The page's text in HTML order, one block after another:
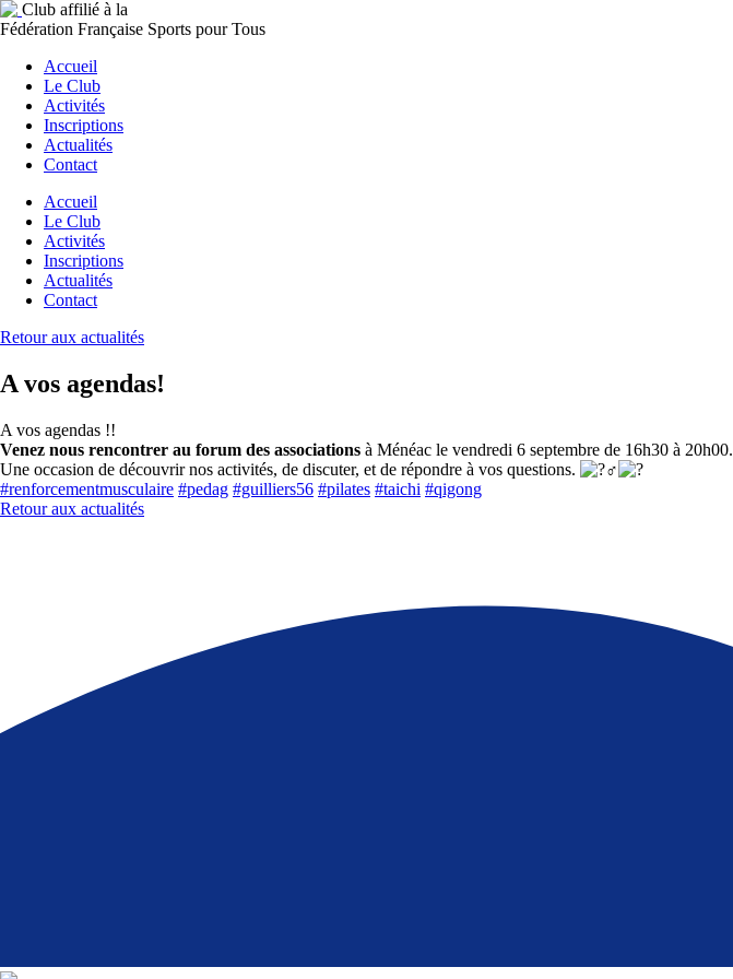
Club affilié à la
Fédération Française Sports pour Tous
Accueil
Le Club
Activités
Inscriptions
Actualités
Contact
Accueil
Le Club
Activités
Inscriptions
Actualités
Contact
Retour aux actualités
A vos agendas!
A vos agendas !!
Venez nous rencontrer au forum des associations à Ménéac le vendredi 6 septembre de 16h30 à 20h00.
Une occasion de découvrir nos activités, de discuter, et de répondre à vos questions.
#renforcementmusculaire #pedag #guilliers56 #pilates #taichi #qigong
Retour aux actualités